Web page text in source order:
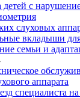
детей с
слуховых
вкладыши
семьи и
аппарата
специалиста